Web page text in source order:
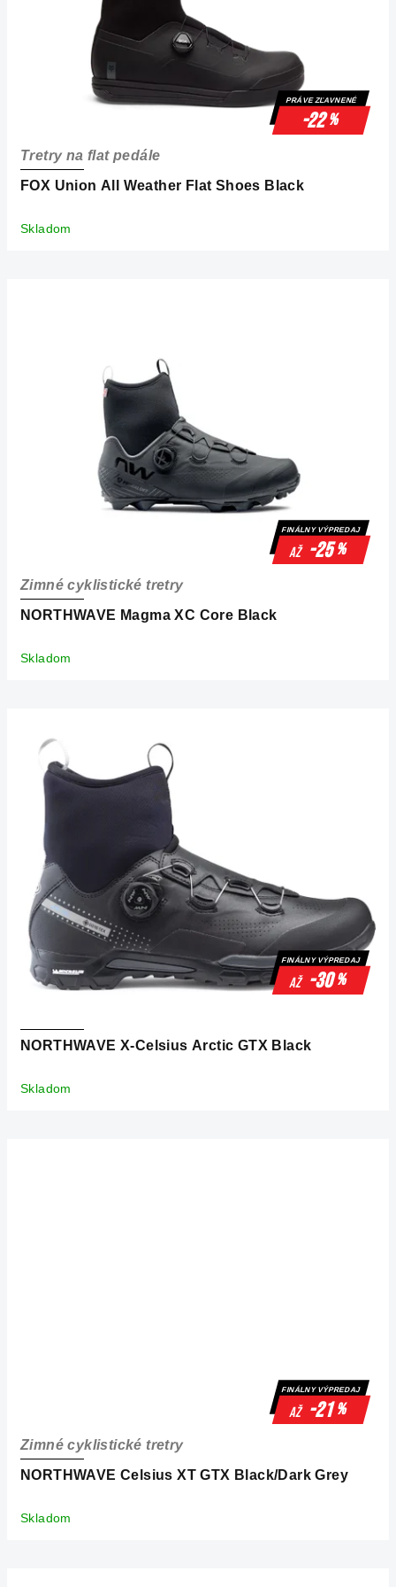
PRÁVE ZĽAVNENÉ
-22%
FOX Union All Weather Flat Shoes Black
Tretry na flat pedále
Skladom
FINÁLNY VÝPREDAJ
až -25%
NORTHWAVE Magma XC Core Black
Zimné cyklistické tretry
Skladom
FINÁLNY VÝPREDAJ
až -30%
NORTHWAVE X-Celsius Arctic GTX Black
Skladom
FINÁLNY VÝPREDAJ
až -21%
NORTHWAVE Celsius XT GTX Black/Dark Grey
Zimné cyklistické tretry
Skladom